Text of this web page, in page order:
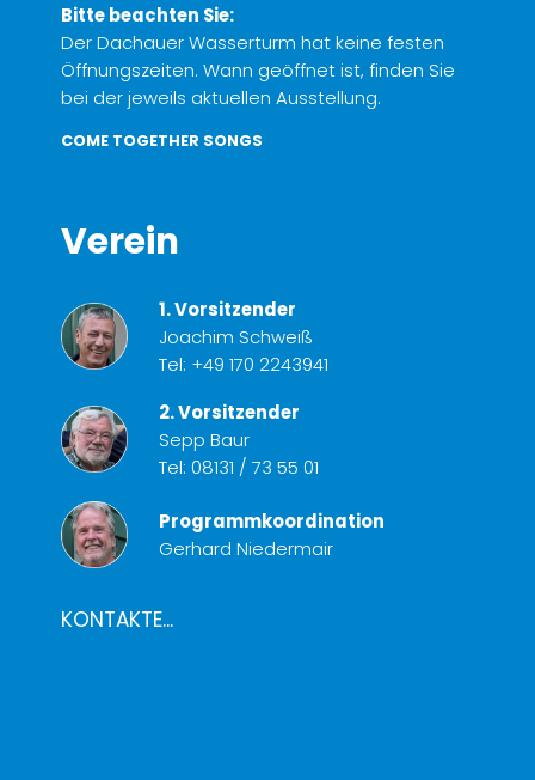
Bitte beachten Sie:
Der Dachauer Wasserturm hat keine festen
Öffnungszeiten. Wann geöffnet ist, finden Sie
bei der jeweils aktuellen Ausstellung.
COME TOGETHER SONGS
Verein
1. Vorsitzender
Joachim Schweiß
Tel: +49 170 2243941
2. Vorsitzender
Sepp Baur
Tel: 08131 / 73 55 01
Programmkoordination
Gerhard Niedermair
KONTAKTE...